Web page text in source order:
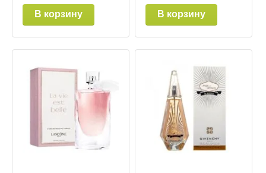
В корзину В корзину